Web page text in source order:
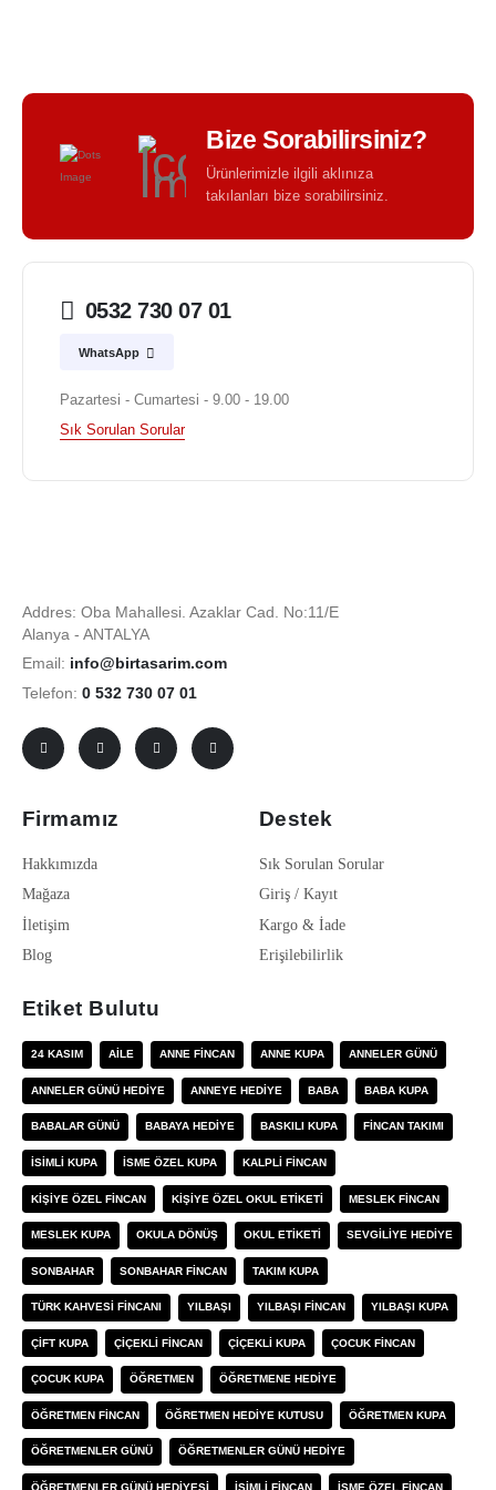
Bize Sorabilirsiniz?
Ürünlerimizle ilgili aklınıza
takılanları bize sorabilirsiniz.
0532 730 07 01
WhatsApp
Pazartesi - Cumartesi - 9.00 - 19.00
Sık Sorulan Sorular
Addres: Oba Mahallesi. Azaklar Cad. No:11/E
Alanya - ANTALYA
Email: info@birtasarim.com
Telefon: 0 532 730 07 01
Firmamız
Hakkımızda
Mağaza
İletişim
Blog
Destek
Sık Sorulan Sorular
Giriş / Kayıt
Kargo & İade
Erişilebilirlik
Etiket Bulutu
24 KASIM AILE ANNE FINCAN ANNE KUPA ANNELER GÜNÜ
ANNELER GÜNÜ HEDIYE ANNEYE HEDIYE BABA BABA KUPA
BABALAR GÜNÜ BABAYA HEDIYE BASKILI KUPA FINCAN TAKIMI
ISIMLI KUPA ISME ÖZEL KUPA KALPLI FINCAN
KIŞIYE ÖZEL FINCAN KIŞIYE ÖZEL OKUL ETIKETI MESLEK FINCAN
MESLEK KUPA OKULA DÖNÜŞ OKUL ETIKETI SEVGILIYE HEDIYE
SONBAHAR SONBAHAR FINCAN TAKIM KUPA
TÜRK KAHVESI FINCANI YILBAŞI YILBAŞI FINCAN YILBAŞI KUPA
ÇIFT KUPA ÇIÇEKLI FINCAN ÇIÇEKLI KUPA ÇOCUK FINCAN
ÇOCUK KUPA ÖĞRETMEN ÖĞRETMENE HEDIYE
ÖĞRETMEN FINCAN ÖĞRETMEN HEDIYE KUTUSU ÖĞRETMEN KUPA
ÖĞRETMENLER GÜNÜ ÖĞRETMENLER GÜNÜ HEDIYE
ÖĞRETMENLER GÜNÜ HEDIYESI İSIMLI FINCAN İSME ÖZEL FINCAN